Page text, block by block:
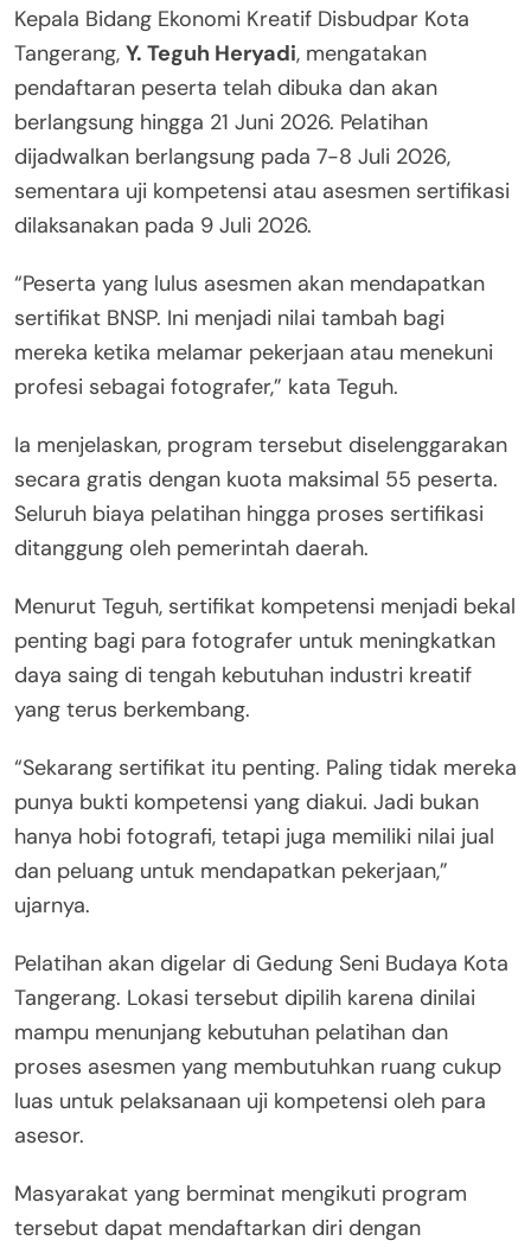
Kepala Bidang Ekonomi Kreatif Disbudpar Kota
Tangerang, Y. Teguh Heryadi, mengatakan
pendaftaran peserta telah dibuka dan akan
berlangsung hingga 21 Juni 2026. Pelatihan
dijadwalkan berlangsung pada 7-8 Juli 2026,
sementara uji kompetensi atau asesmen sertifikasi
dilaksanakan pada 9 Juli 2026.
“Peserta yang lulus asesmen akan mendapatkan
sertifikat BNSP. Ini menjadi nilai tambah bagi
mereka ketika melamar pekerjaan atau menekuni
profesi sebagai fotografer,” kata Teguh.
Ia menjelaskan, program tersebut diselenggarakan
secara gratis dengan kuota maksimal 55 peserta.
Seluruh biaya pelatihan hingga proses sertifikasi
ditanggung oleh pemerintah daerah.
Menurut Teguh, sertifikat kompetensi menjadi bekal
penting bagi para fotografer untuk meningkatkan
daya saing di tengah kebutuhan industri kreatif
yang terus berkembang.
“Sekarang sertifikat itu penting. Paling tidak mereka
punya bukti kompetensi yang diakui. Jadi bukan
hanya hobi fotografi, tetapi juga memiliki nilai jual
dan peluang untuk mendapatkan pekerjaan,”
ujarnya.
Pelatihan akan digelar di Gedung Seni Budaya Kota
Tangerang. Lokasi tersebut dipilih karena dinilai
mampu menunjang kebutuhan pelatihan dan
proses asesmen yang membutuhkan ruang cukup
luas untuk pelaksanaan uji kompetensi oleh para
asesor.
Masyarakat yang berminat mengikuti program
tersebut dapat mendaftarkan diri dengan